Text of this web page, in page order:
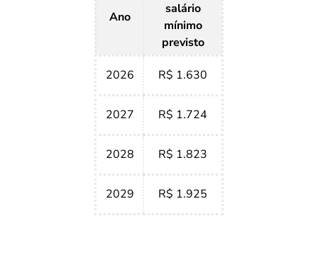
Ano
salário
mínimo
previsto
2026 R$ 1.630
2027 R$ 1.724
2028 R$ 1.823
2029 R$ 1.925